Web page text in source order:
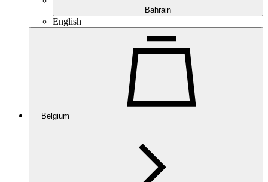
Bahrain
English
Belgium